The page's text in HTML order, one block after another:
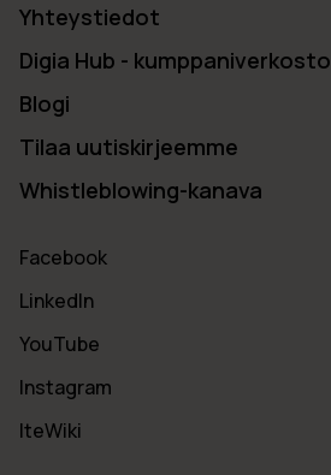
Yhteystiedot
Digia Hub - kumppaniverkosto
Blogi
Tilaa uutiskirjeemme
Whistleblowing-kanava
Facebook
LinkedIn
YouTube
Instagram
IteWiki